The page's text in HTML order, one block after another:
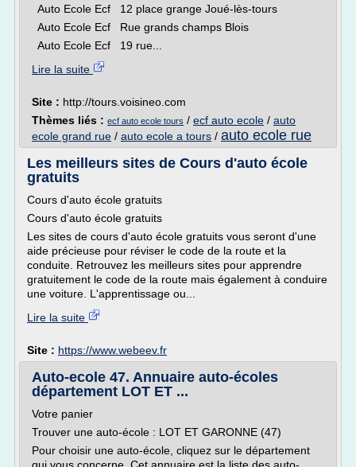
Auto Ecole Ecf 12 place grange Joué-lès-tours
Auto Ecole Ecf Rue grands champs Blois
Auto Ecole Ecf 19 rue...
Lire la suite
Site : http://tours.voisineo.com
Thèmes liés : ecf auto ecole tours / ecf auto ecole / auto
ecole grand rue / auto ecole a tours / auto ecole rue
Les meilleurs sites de Cours d'auto école
gratuits
Cours d'auto école gratuits
Cours d'auto école gratuits
Les sites de cours d'auto école gratuits vous seront d'une
aide précieuse pour réviser le code de la route et la
conduite. Retrouvez les meilleurs sites pour apprendre
gratuitement le code de la route mais également à conduire
une voiture. L'apprentissage ou...
Lire la suite
Site : https://www.webeev.fr
Auto-ecole 47. Annuaire auto-écoles
département LOT ET ...
Votre panier
Trouver une auto-école : LOT ET GARONNE (47)
Pour choisir une auto-école, cliquez sur le département